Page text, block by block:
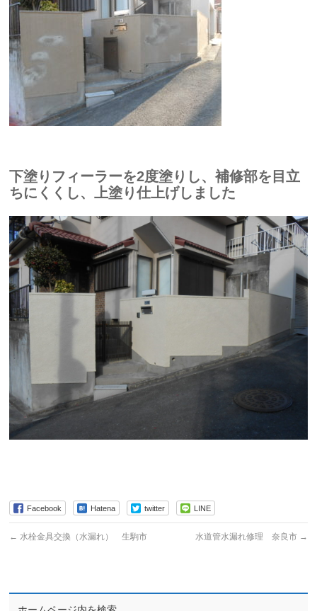
下塗りフィーラーを2度塗りし、補修部を目立
ちにくくし、上塗り仕上げしました
Facebook Hatena twitter LINE
← 水栓金具交換（水漏れ） 生駒市 水道管水漏れ修理 奈良市 →